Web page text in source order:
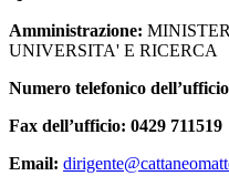
Amministrazione:
UNIVERSITA' E RICERCA
Numero telefonico
Fax dell’ufficio: 0429 711519
Email: